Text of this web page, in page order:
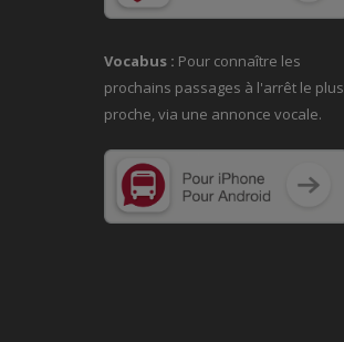
Vocabus : Pour connaître les
prochains passages à l'arrêt le plus
proche, via une annonce vocale.